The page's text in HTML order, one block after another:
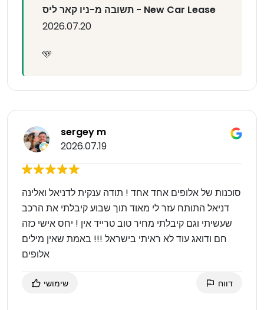
תשובה מ-ניו קאר ליס - New Car Lease
2026.07.20
🩵
sergey m
2026.07.19
סוכנות של אלופים אחד אחד ! תודה ענקית לדניאל ואלינה
דניאל התותח עזר לי מאוד תוך שבוע קיבלתי את הרכב
שעשיתי וגם קיבלתי מחיר טוב טרייד אין ! יחס אישי כזה
חם ודואג עוד לא ראיתי בישראל !!! באמת שאין מילים
אלופים
שימושי דווח